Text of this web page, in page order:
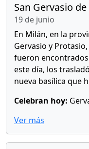
San Gervasio
19 de junio
En Milán, en la
Gervasio y
fueron
este día, los
nueva basílica que
Celebran hoy:
Ver más